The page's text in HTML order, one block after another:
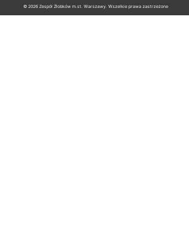
© 2026 Zespół Żłobków m.st. Warszawy. Wszelkie prawa zastrzeżone